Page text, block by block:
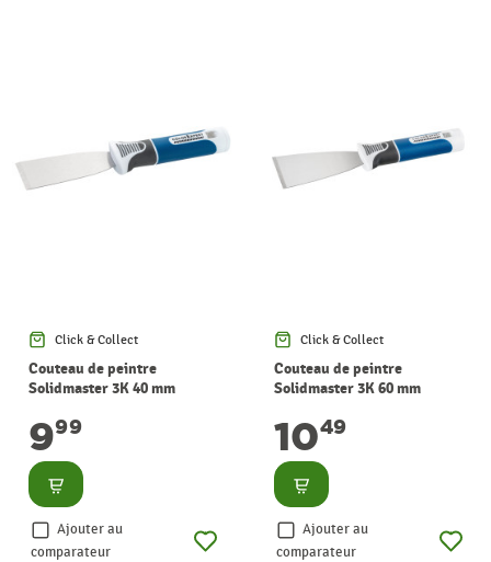
Click & Collect
Couteau de peintre
Solidmaster 3K 40 mm
999
Consulter
Ajouter au
comparateur
Click & Collect
Couteau de peintre
Solidmaster 3K 60 mm
1049
Consulter
Ajouter au
comparateur